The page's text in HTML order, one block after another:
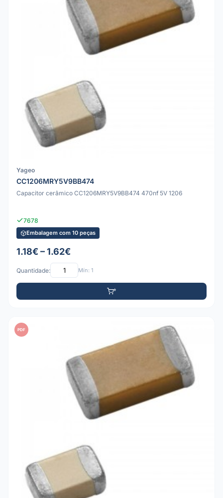
Yageo
CC1206MRY5V9BB474
Capacitor cerâmico CC1206MRY5V9BB474 470nf 5V 1206
7678
Embalagem com 10 peças
1.18€ – 1.62€
Quantidade: Mín: 1
PDF